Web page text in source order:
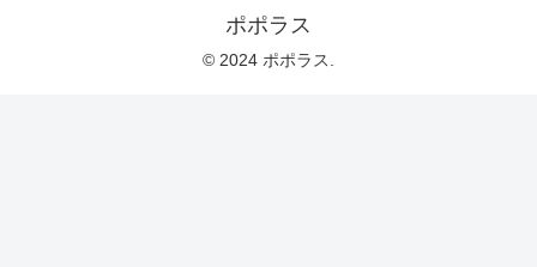
ポポラス
© 2024 ポポラス.